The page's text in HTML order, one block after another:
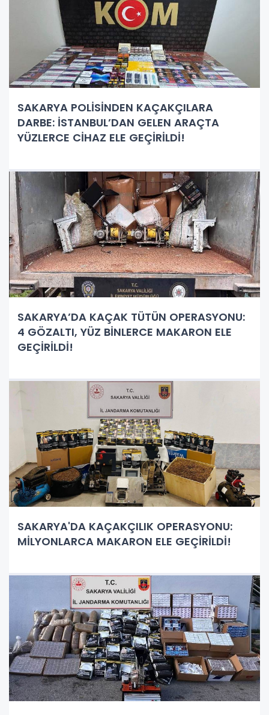
SAKARYA POLİSİNDEN KAÇAKÇILARA
DARBE: İSTANBUL’DAN GELEN ARAÇTA
YÜZLERCE CİHAZ ELE GEÇİRİLDİ!
SAKARYA’DA KAÇAK TÜTÜN OPERASYONU:
4 GÖZALTI, YÜZ BİNLERCE MAKARON ELE
GEÇİRİLDİ!
SAKARYA'DA KAÇAKÇILIK OPERASYONU:
MİLYONLARCA MAKARON ELE GEÇİRİLDİ!